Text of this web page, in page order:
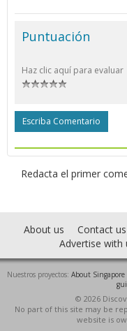
Puntuación
Haz clic aquí para evaluar
Escriba Comentario
Redacta el primer
About us Contact us
Advertise with
Nuestros proyectos: About Singapore
© 2026
No part of this site may be
website is